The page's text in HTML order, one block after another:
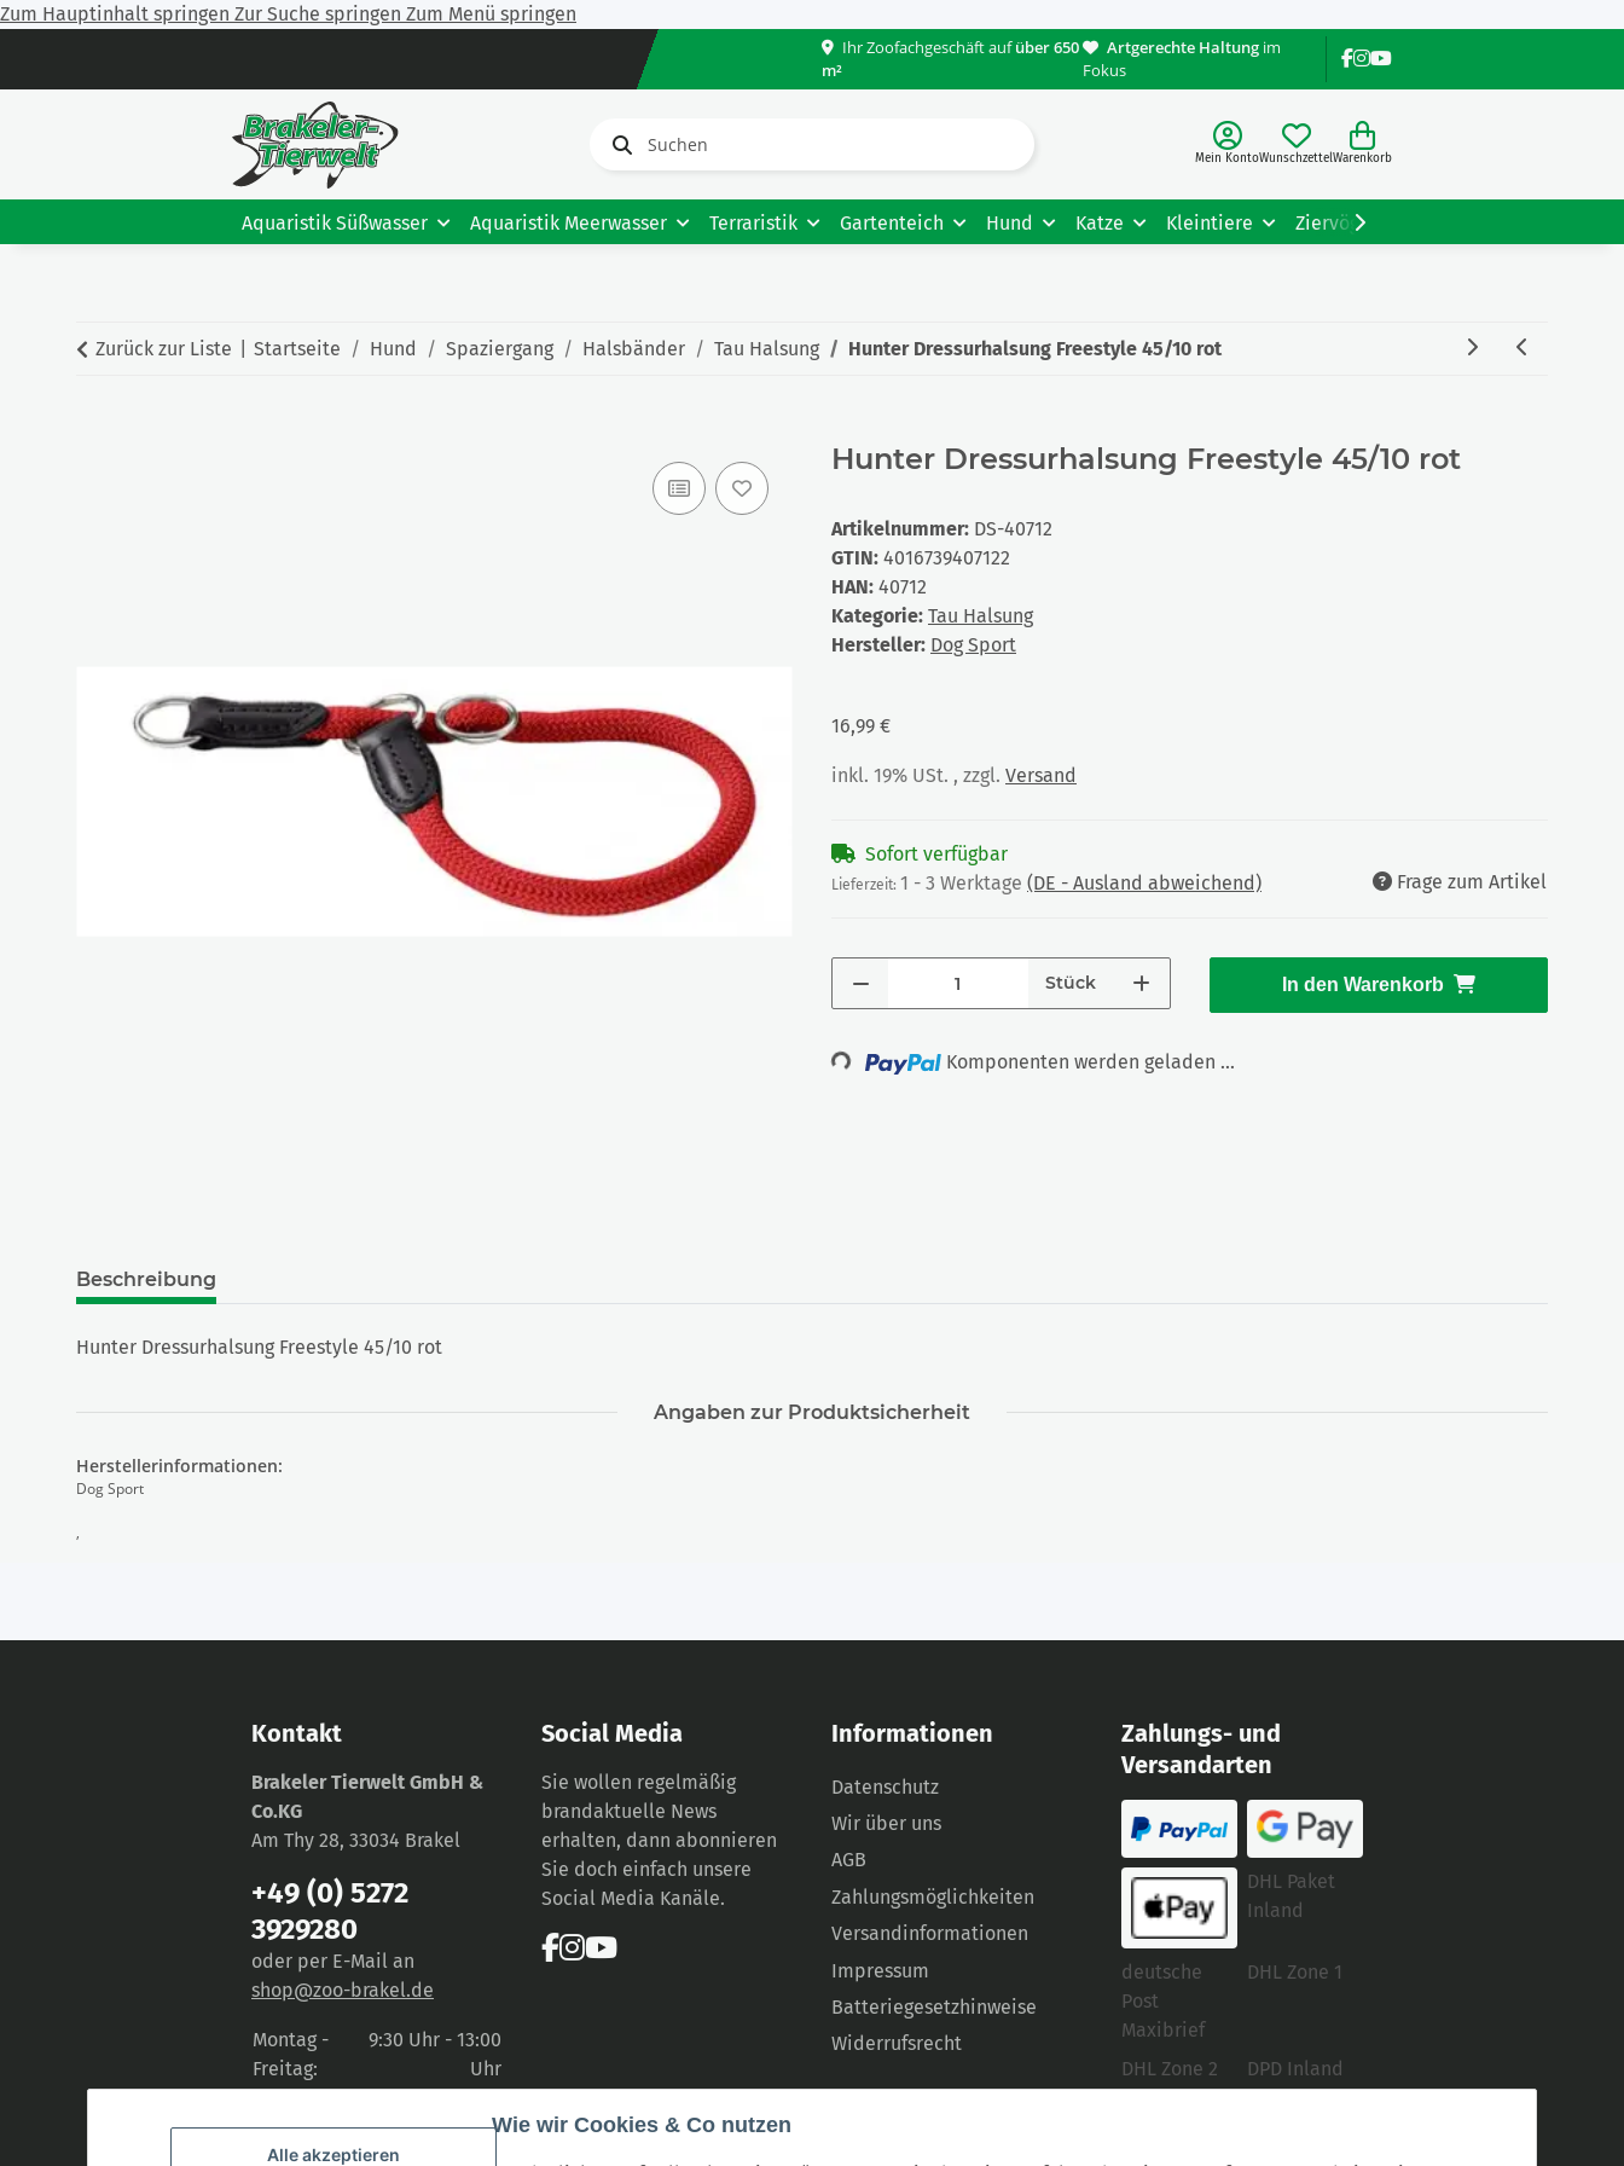
Zum Hauptinhalt springen Zur Suche springen Zum Menü springen
Alle akzeptieren
Wie wir Cookies & Co nutzen
Ihr Zoofachgeschäft aufüber 650
m²
Artgerechte Haltungim
Fokus
Mein KontoWunschzettelWarenkorb
Aquaristik Süßwasser Aquaristik Meerwasser Terraristik Gartenteich Hund Katze Kleintiere Ziervögel
Zurück zur Liste Startseite Hund Spaziergang Halsbänder Tau Halsung Hunter Dressurhalsung Freestyle 45/10 rot
Hunter Dressurhalsung Freestyle 45/10 rot
Artikelnummer: DS-40712
GTIN: 4016739407122
HAN: 40712
Kategorie: Tau Halsung
Hersteller: Dog Sport
16,99 €
inkl. 19% USt. , zzgl. Versand
Sofort verfügbar
Lieferzeit: 1 - 3 Werktage (DE - Ausland abweichend) Frage zum Artikel
Stück In den Warenkorb
Loading... Komponenten werden geladen ...
Beschreibung
Hunter Dressurhalsung Freestyle 45/10 rot
Angaben zur Produktsicherheit
Herstellerinformationen:
Dog Sport
,
Kontakt
Brakeler Tierwelt GmbH &
Co.KG
Am Thy 28, 33034 Brakel
+49 (0) 5272
3929280
oder per E-Mail an
shop@zoo-brakel.de
Montag -
Freitag:
9:30 Uhr - 13:00
Uhr
18:00 Uhr
Samstag:
9:30 Uhr - 14:00
Social Media
Sie wollen regelmäßig
brandaktuelle News
erhalten, dann abonnieren
Sie doch einfach unsere
Social Media Kanäle.
Informationen
Datenschutz
Wir über uns
AGB
Zahlungsmöglichkeiten
Versandinformationen
Impressum
Batteriegesetzhinweise
Widerrufsrecht
Zahlungs- und
Versandarten
DHL Paket
Inland
deutsche
Post
Maxibrief
DHL Zone 1
DHL Zone 2
DPD Inland